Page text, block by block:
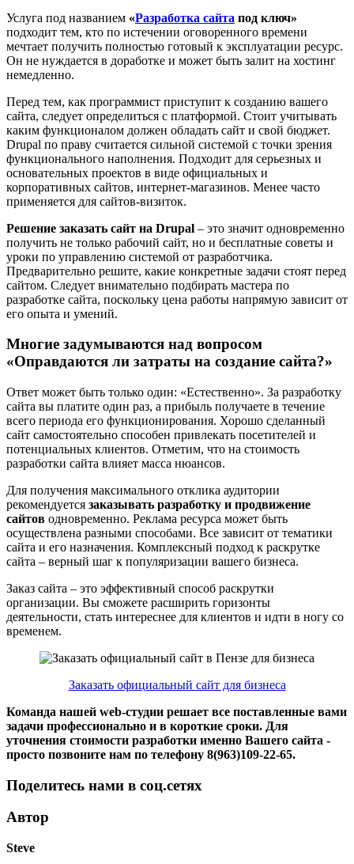
Услуга под названием «Разработка сайта под ключ»
подходит тем, кто по истечении оговоренного времени
мечтает получить полностью готовый к эксплуатации ресурс.
Он не нуждается в доработке и может быть залит на хостинг
немедленно.
Перед тем, как программист приступит к созданию вашего
сайта, следует определиться с платформой. Стоит учитывать
каким функционалом должен обладать сайт и свой бюджет.
Drupal по праву считается сильной системой с точки зрения
функционального наполнения. Подходит для серьезных и
основательных проектов в виде официальных и
корпоративных сайтов, интернет-магазинов. Менее часто
применяется для сайтов-визиток.
Решение заказать сайт на Drupal – это значит одновременно
получить не только рабочий сайт, но и бесплатные советы и
уроки по управлению системой от разработчика.
Предварительно решите, какие конкретные задачи стоят перед
сайтом. Следует внимательно подбирать мастера по
разработке сайта, поскольку цена работы напрямую зависит от
его опыта и умений.
Многие задумываются над вопросом
«Оправдаются ли затраты на создание сайта?»
Ответ может быть только один: «Естественно». За разработку
сайта вы платите один раз, а прибыль получаете в течение
всего периода его функционирования. Хорошо сделанный
сайт самостоятельно способен привлекать посетителей и
потенциальных клиентов. Отметим, что на стоимость
разработки сайта влияет масса нюансов.
Для получения максимального отклика аудитории
рекомендуется заказывать разработку и продвижение
сайтов одновременно. Реклама ресурса может быть
осуществлена разными способами. Все зависит от тематики
сайта и его назначения. Комплексный подход к раскрутке
сайта – верный шаг к популяризации вашего бизнеса.
Заказ сайта – это эффективный способ раскрутки
организации. Вы сможете расширить горизонты
деятельности, стать интереснее для клиентов и идти в ногу со
временем.
Заказать официальный сайт для бизнеса
Команда нашей web-студии решает все поставленные вами
задачи профессионально и в короткие сроки. Для
уточнения стоимости разработки именно Вашего сайта -
просто позвоните нам по телефону 8(963)109-22-65.
Поделитесь нами в соц.сетях
Автор
Steve